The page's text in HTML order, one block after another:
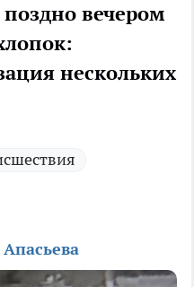
вечером
нескольких